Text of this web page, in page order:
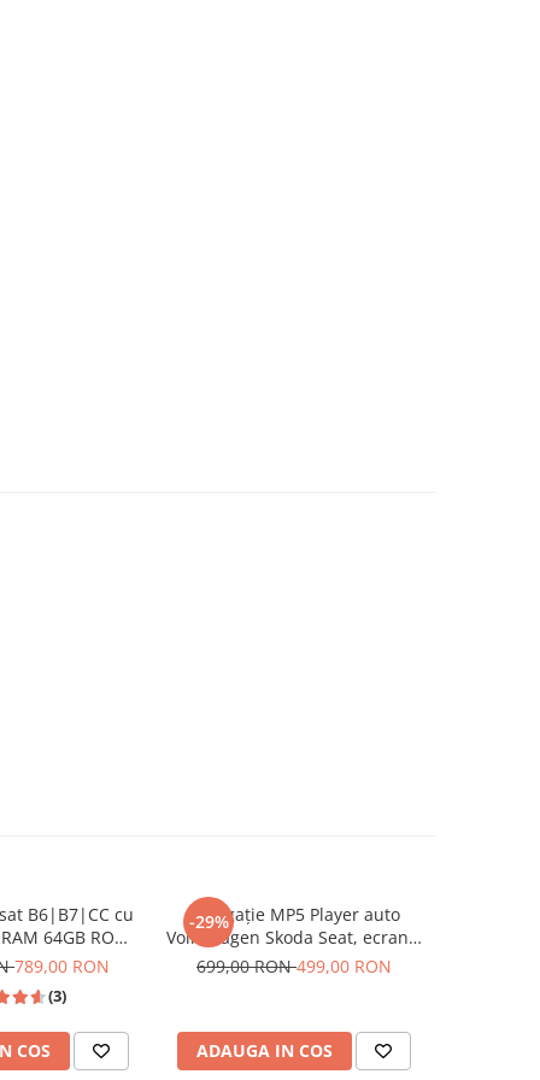
B6|B7|CC cu
64GB ROM,
si Android Auto
Inch
789,00 RON
(3)
COS
-29%
Navigație MP5 Player auto
Volkswagen Skoda Seat, ecran 7
inch, CarPlay și Android Auto
HD
699,00 RON499,00 RON
ADAUGA IN COS